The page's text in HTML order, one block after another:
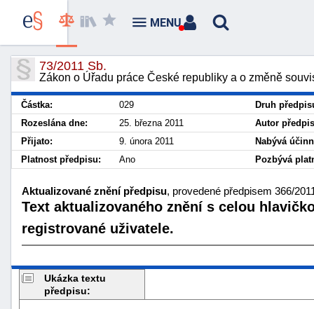
73/2011 Sb.
Zákon o Úřadu práce České republiky a o změně
Částka: 029
Druh
Rozeslána dne:
25. března 2011
Autor
Přijato:
9. února 2011
Nabývá
Platnost předpisu:
Ano Pozbývá
Aktualizované znění předpisu, provedené předpisem 366/
Text aktualizovaného znění s celou
registrované uživatele.
Ukázka textu
předpisu:
MENU